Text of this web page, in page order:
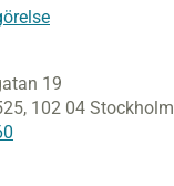
19
102 04 Stockholm